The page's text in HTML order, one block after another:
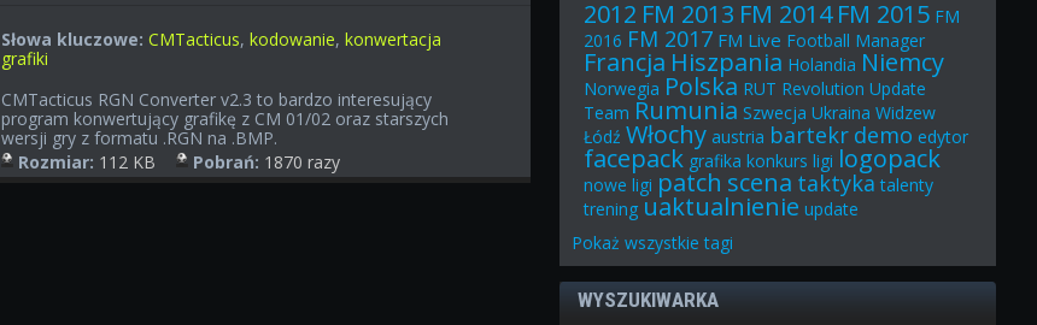
Słowa kluczowe: CMTacticus, kodowanie, konwertacja
grafiki
CMTacticus RGN Converter v2.3 to bardzo interesujący
program konwertujący grafikę z CM 01/02 oraz starszych
wersji gry z formatu .RGN na .BMP.
Rozmiar: 112 KB Pobrań: 1870 razy
2012 FM 2013 FM 2014 FM 2015 FM
2016 FM 2017 FM Live Football Manager
Francja Hiszpania Holandia Niemcy
Norwegia Polska RUT Revolution Update
Team Rumunia Szwecja Ukraina Widzew
Łódź Włochy austria bartekr demo edytor
facepack grafika konkurs ligi logopack
nowe ligi patch scena taktyka talenty
trening uaktualnienie update
Pokażwszystkie tagi
WYSZUKIWARKA